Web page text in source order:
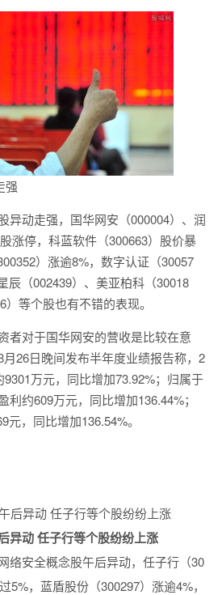
强
异动走强，国华网安（000004）、润
涨停，科蓝软件（300663）股价暴
）涨逾8%，数字认证（30057
辰（002439）、美亚柏科（30018
等个股也有不错的表现。
者对于国华网安的营收是比较在意
26日晚间发布半年度业绩报告称，2
万元，同比增加73.92%；归属于
利约609万元，同比增加136.44%；
，同比增加136.54%。
异动 任子行等个股纷纷上涨
络安全概念股午后异动，任子行（30
5%，蓝盾股份（300297）涨逾4%，